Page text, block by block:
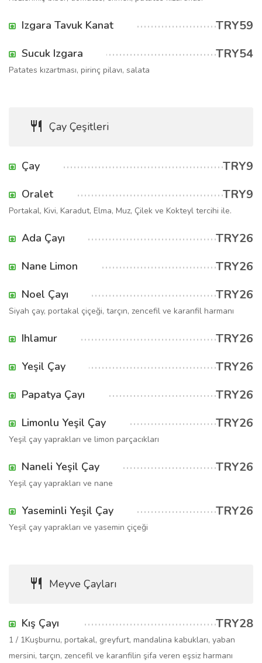
Izgara Tavuk Kanat TRY59
Sucuk Izgara TRY54
Patates kızartması, pirinç pilavı, salata
Çay Çeşitleri
Çay TRY9
Oralet TRY9
Portakal, Kivi, Karadut, Elma, Muz, Çilek ve Kokteyl tercihi ile.
Ada Çayı TRY26
Nane Limon TRY26
Noel Çayı TRY26
Siyah çay, portakal çiçeği, tarçın, zencefil ve karanfil harmanı
Ihlamur TRY26
Yeşil Çay TRY26
Papatya Çayı TRY26
Limonlu Yeşil Çay TRY26
Yeşil çay yaprakları ve limon parçacıkları
Naneli Yeşil Çay TRY26
Yeşil çay yaprakları ve nane
Yaseminli Yeşil Çay TRY26
Yeşil çay yaprakları ve yasemin çiçeği
Meyve Çayları
Kış Çayı TRY28
1 / 1Kuşburnu, portakal, greyfurt, mandalina kabukları, yaban
mersini, tarçın, zencefil ve karanfilin şifa veren eşsiz harmanı